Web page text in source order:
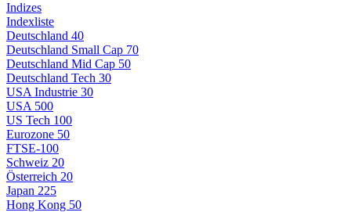
Indizes
Indexliste
Deutschland 40
Deutschland Small Cap 70
Deutschland Mid Cap 50
Deutschland Tech 30
USA Industrie 30
USA 500
US Tech 100
Eurozone 50
FTSE-100
Schweiz 20
Österreich 20
Japan 225
Hong Kong 50